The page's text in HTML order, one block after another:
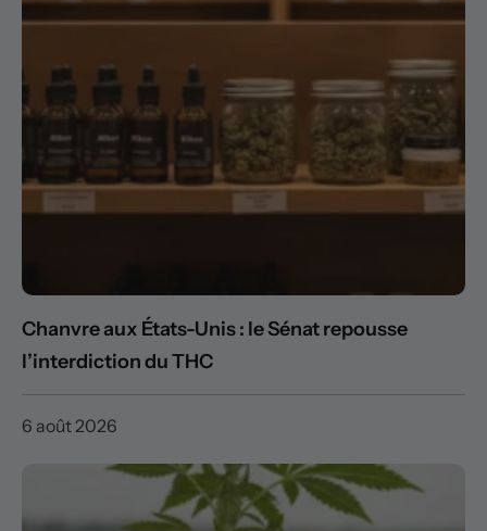
Chanvre aux États-Unis : le Sénat repousse
l’interdiction du THC
6 août 2026